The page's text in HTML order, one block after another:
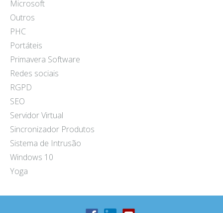
Microsoft
Outros
PHC
Portáteis
Primavera Software
Redes sociais
RGPD
SEO
Servidor Virtual
Sincronizador Produtos
Sistema de Intrusão
Windows 10
Yoga